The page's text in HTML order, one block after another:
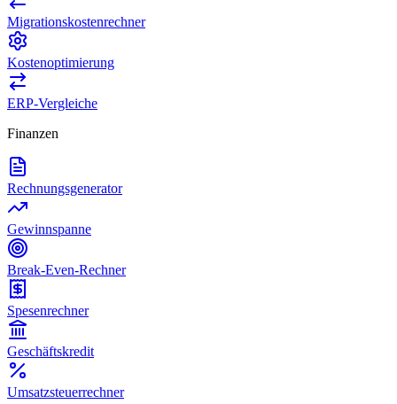
Migrationskostenrechner
Kostenoptimierung
ERP-Vergleiche
Finanzen
Rechnungsgenerator
Gewinnspanne
Break-Even-Rechner
Spesenrechner
Geschäftskredit
Umsatzsteuerrechner